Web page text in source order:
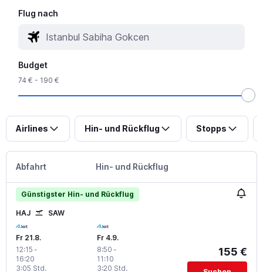
Flug nach
Budget
74 € - 190 €
Airlines Hin- und Rückflug Stopps
Abfahrt Hin- und Rückflug
Günstigster Hin- und Rückflug
HAJ SAW
Fr 21.8.
12:15 -
16:20
3:05 Std.
Fr 4.9.
8:50 -
11:10
3:20 Std.
155 €